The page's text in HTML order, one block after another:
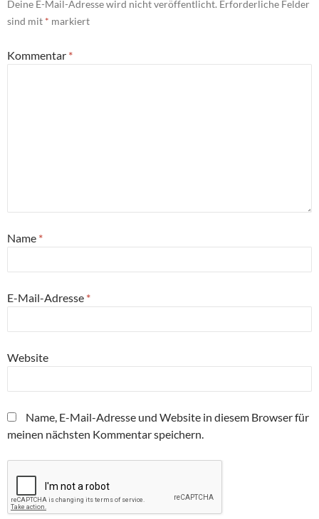
Deine E-Mail-Adresse wird nicht veröffentlicht. Erforderliche Felder
sind mit * markiert
Kommentar *
Name *
E-Mail-Adresse *
Website
Name, E-Mail-Adresse und Website in diesem Browser für
meinen nächsten Kommentar speichern.